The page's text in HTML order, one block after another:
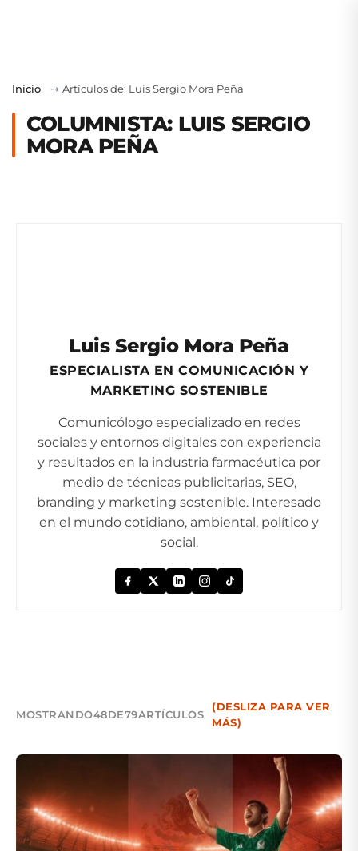
Inicio ⇢ Artículos de: Luis Sergio Mora Peña
COLUMNISTA: LUIS SERGIO
MORA PEÑA
Luis Sergio Mora Peña
ESPECIALISTA EN COMUNICACIÓN Y
MARKETING SOSTENIBLE
Comunicólogo especializado en redes
sociales y entornos digitales con experiencia
y resultados en la industria farmacéutica por
medio de técnicas publicitarias, SEO,
branding y marketing sostenible. Interesado
en el mundo cotidiano, ambiental, político y
social.
MOSTRANDO48DE79ARTÍCULOS
(DESLIZA PARA VER
MÁS)